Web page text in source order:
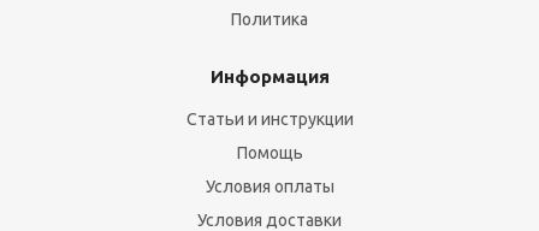
Политика
Информация
Статьи и инструкции
Помощь
Условия оплаты
Условия доставки